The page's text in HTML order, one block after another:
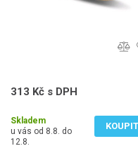
313 Kč s DPH
Skladem
u vás od 8.8. do
12.8.
KOUPIT